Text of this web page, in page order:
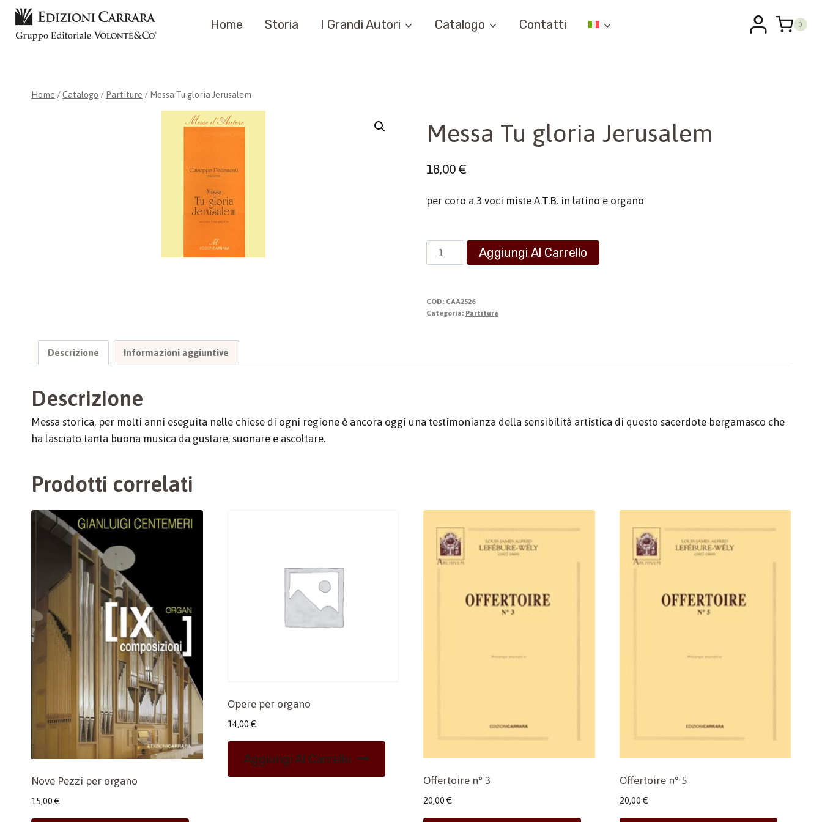
Salta
contenuto
Home Storia I Grandi Autori Catalogo Contatti 0
Home /Catalogo / Partiture / Messa Tu gloria Jerusalem
Messa Tu gloria Jerusalem
18,00€
per coro a 3 voci miste A.T.B. in latino e organo
Messa
Tu
Jerusalem
quantità
Aggiungi Al Carrello
COD: CAA2526
Categoria: Partiture
Descrizione Informazioni aggiuntive
Descrizione
Messa storica, per molti anni eseguita nelle chiese di ogni regione è ancora oggi una testimonianza della sensibilità artistica di questo sacerdote bergamasco che
ha lasciato tanta buona musica da gustare, suonare e ascoltare.
Prodotti correlati
Nove Pezzi per organo
15,00 €
Opere per organo
14,00 €
Aggiungi Al Carrello
Offertoire n° 3
20,00 €
Offertoire n° 5
20,00 €